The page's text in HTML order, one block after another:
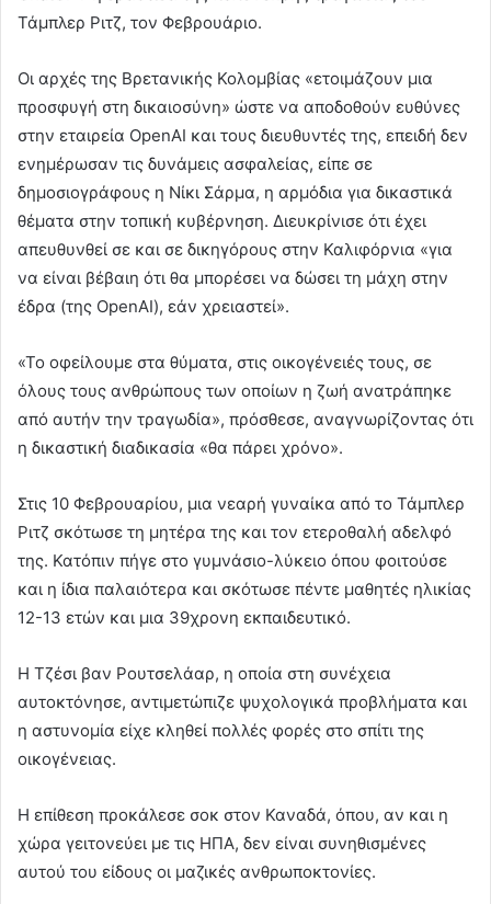
Τάμπλερ Ριτζ, τον Φεβρουάριο.
Οι αρχές της Βρετανικής Κολομβίας «ετοιμάζουν μια
προσφυγή στη δικαιοσύνη» ώστε να αποδοθούν ευθύνες
στην εταιρεία OpenAI και τους διευθυντές της, επειδή δεν
ενημέρωσαν τις δυνάμεις ασφαλείας, είπε σε
δημοσιογράφους η Νίκι Σάρμα, η αρμόδια για δικαστικά
θέματα στην τοπική κυβέρνηση. Διευκρίνισε ότι έχει
απευθυνθεί σε και σε δικηγόρους στην Καλιφόρνια «για
να είναι βέβαιη ότι θα μπορέσει να δώσει τη μάχη στην
έδρα (της OpenAI), εάν χρειαστεί».
«Το οφείλουμε στα θύματα, στις οικογένειές τους, σε
όλους τους ανθρώπους των οποίων η ζωή ανατράπηκε
από αυτήν την τραγωδία», πρόσθεσε, αναγνωρίζοντας ότι
η δικαστική διαδικασία «θα πάρει χρόνο».
Στις 10 Φεβρουαρίου, μια νεαρή γυναίκα από το Τάμπλερ
Ριτζ σκότωσε τη μητέρα της και τον ετεροθαλή αδελφό
της. Κατόπιν πήγε στο γυμνάσιο-λύκειο όπου φοιτούσε
και η ίδια παλαιότερα και σκότωσε πέντε μαθητές ηλικίας
12-13 ετών και μια 39χρονη εκπαιδευτικό.
Η Τζέσι βαν Ρουτσελάαρ, η οποία στη συνέχεια
αυτοκτόνησε, αντιμετώπιζε ψυχολογικά προβλήματα και
η αστυνομία είχε κληθεί πολλές φορές στο σπίτι της
οικογένειας.
Η επίθεση προκάλεσε σοκ στον Καναδά, όπου, αν και η
χώρα γειτονεύει με τις ΗΠΑ, δεν είναι συνηθισμένες
αυτού του είδους οι μαζικές ανθρωποκτονίες.